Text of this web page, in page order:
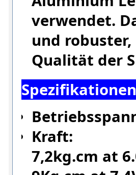
verwendet.
und
Qualität der
Kraft:
7,2kg.cm at